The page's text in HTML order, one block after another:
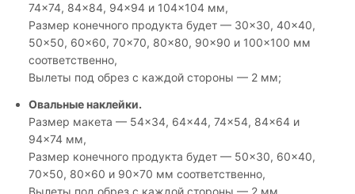
74×74, 84×84, 94×94 и 104×104 мм,
Размер конечного продукта будет — 30×30, 40×40,
50×50, 60×60, 70×70, 80×80, 90×90 и 100×100 мм
соответственно,
Вылеты под обрез с каждой стороны — 2 мм;
Овальные наклейки.
Размер макета — 54×34, 64×44, 74×54, 84×64 и
94×74 мм,
Размер конечного продукта будет — 50×30, 60×40,
70×50, 80×60 и 90×70 мм соответственно,
Вылеты под обрез с каждой стороны — 2 мм.